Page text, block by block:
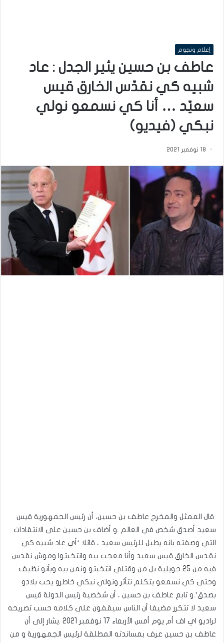
إعلام ونجوم
عاطف بن حسين يثير الجدل : عاد
شبيه كي نقدّس الخارق قيس
سعيّد … أنا كي نسمعو نولي
نبكي (فيديو)
18 نوفمبر 2021
قال الممثل والمخرج عاطف بن حسين، أن رئيس الجمهورية قيس
سعيد أصدق شخص في العالم .و أضاف بن حسين على الانتقادات
التي وصفته بانه يطبل للرئيس سعيد ، قائلا ‘أي عاد شبيه كي
نقدس الخارق قيس سعيد وأنا معجب بيه وانتخبتوا وموش نقدس
فيه من 25 جويلية بل من وقتلي انتخبتو ونمن بيه وبأنو نظيف
وحتى كي نسمعو يتكلم نتأثر ونولي نبكي خاطرو يحب بلادو
بصدق’.و تابع عاطف بن حسين ، أن شخصية رئيس الدولة قيس
سعيد لا تتكرر مضيفا أن الناس سيقفون على كلامه حسب تصريحه
لراديو اي اف أم يوم أمس الأربعاء 17 نوفمبر 2021 .يشار إلى أن
عاطف بن حسين عرف بمساندته المطلقة لرئيس الجمهورية و من